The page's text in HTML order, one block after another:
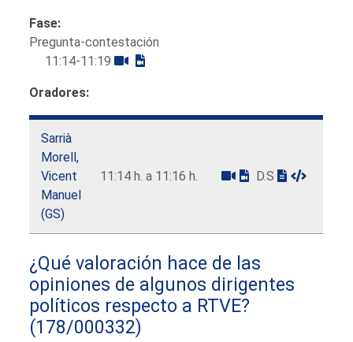
Fase:
Pregunta-contestación
11:14-11:19
Oradores:
Sarrià
Morell,
Vicent
Manuel
(GS)
11:14 h. a 11:16 h. D.S
¿Qué valoración hace de las
opiniones de algunos dirigentes
políticos respecto a RTVE?
(178/000332)